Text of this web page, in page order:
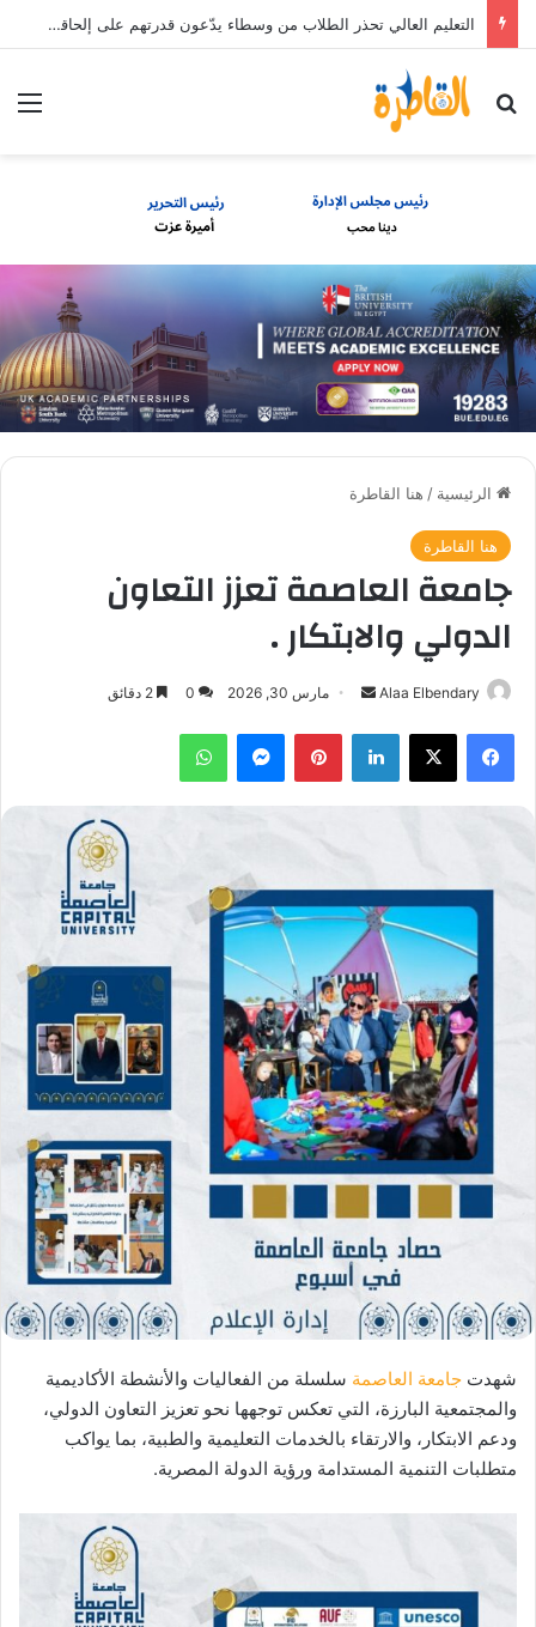
التعليم العالي تحذر الطلاب من وسطاء يدّعون قدرتهم على إلحاقهم بالجامعات الخاصة والأهلية مقابل مبالغ مالية
بحث عن
الرئيسية / هنا القاطرة
هنا القاطرة
جامعة العاصمة تعزز التعاون
الدولي والابتكار .
Alaa Elbendary
أرسل
إلكترونيا
مارس 30, 2026 0
فيسبوك ‫X لينكدإن بينتيريستماسنجر واتساب
شهدت جامعة العاصمة سلسلة من الفعاليات والأنشطة الأكاديمية
والمجتمعية البارزة، التي تعكس توجهها نحو تعزيز التعاون الدولي،
ودعم الابتكار، والارتقاء بالخدمات التعليمية والطبية، بما يواكب
متطلبات التنمية المستدامة ورؤية الدولة المصرية.